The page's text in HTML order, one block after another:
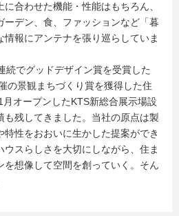
合わせた機能・性能はもちろん、
ーデン、食、ファッションなど「暮
情報にアンテナを張り巡らしていま
続でグッドデザイン賞を受賞した
の景観まちづくり賞を獲得した住
オープンしたKTS新総合展示場設
も残してきました。当社の原点は製
性をおおいに生かした提案ができ
スらしさを大切にしながら、住ま
を想像して空間を創っていく。そん